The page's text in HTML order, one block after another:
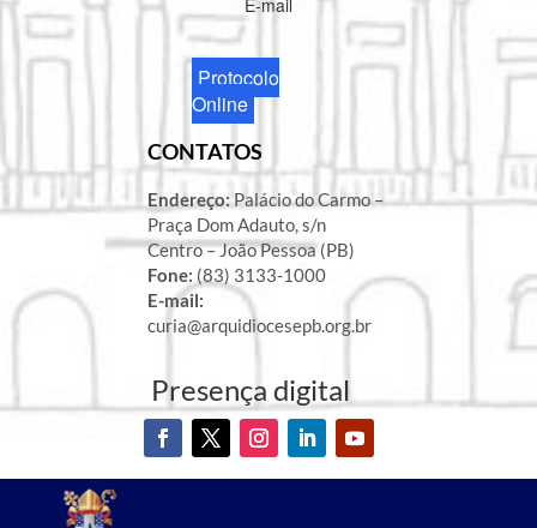
Protocolo
Online
CONTATOS
Endereço:Palácio do Carmo –
Praça Dom Adauto, s/n
Centro – João Pessoa (PB)
Fone: (83) 3133-1000
E-mail:
curia@arquidiocesepb.org.br
Presença digital